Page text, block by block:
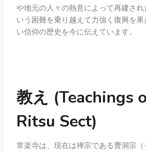
や地元の人々の熱意によって再建され
いう困難を乗り越えて力強く復興を
い信仰の歴史を今に伝えています。
教え (Teachings
Ritsu Sect)
常楽寺は、現在は禅宗である曹洞宗（